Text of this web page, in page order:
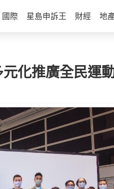
國際 星島申訴王 財經 地
化推廣全民運